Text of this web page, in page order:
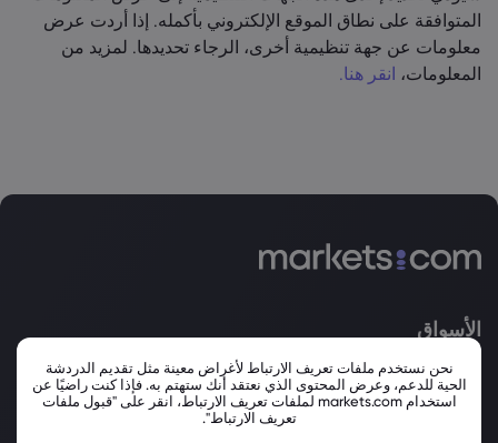
المتوافقة على نطاق الموقع الإلكتروني بأكمله. إذا أردت عرض
معلومات عن جهة تنظيمية أخرى، الرجاء تحديدها. لمزيد من
المعلومات، انقر هنا.
الأسواق
الفوركس
الأسهم
السلع
مؤشرات الأسهم
صناديق تداول البورصة
نحن نستخدم ملفات تعريف الارتباط لأغراض معينة مثل تقديم الدردشة
الحية للدعم، وعرض المحتوى الذي نعتقد أنك ستهتم به. فإذا كنت راضيًا عن
استخدام markets.com لملفات تعريف الارتباط، انقر على "قبول ملفات
تعريف الارتباط".